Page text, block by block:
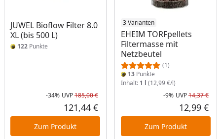
JUWEL Bioflow Filter 8.0
XL (bis 500 L)
122 Punkte
Rabatt in Prozent
-34%
Ursprünglicher Preis
UVP185,00 €
Aktueller Preis
121,44 €
Zum Produkt
3 Varianten
EHEIM TORFpellets
Filtermasse mit
Netzbeutel
(1)
13Punkte
Inhalt: 1 l (12,99 €/l)
-9% UVP14,37 €
12,99 €
Zum Produkt